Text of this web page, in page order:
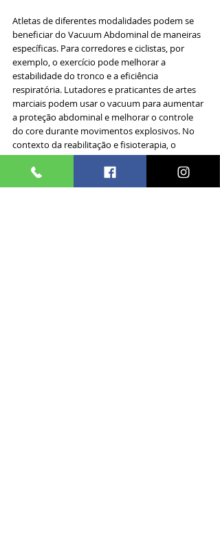
Atletas de diferentes modalidades podem se
beneficiar do Vacuum Abdominal de maneiras
específicas. Para corredores e ciclistas, por
exemplo, o exercício pode melhorar a
estabilidade do tronco e a eficiência
respiratória. Lutadores e praticantes de artes
marciais podem usar o vacuum para aumentar
a proteção abdominal e melhorar o controle
do core durante movimentos explosivos. No
contexto da reabilitação e fisioterapia, o
Vacuum Abdominal é frequentemente
utilizado para reativar os músculos abdominais
profundos após lesões ou cirurgias. Nestes